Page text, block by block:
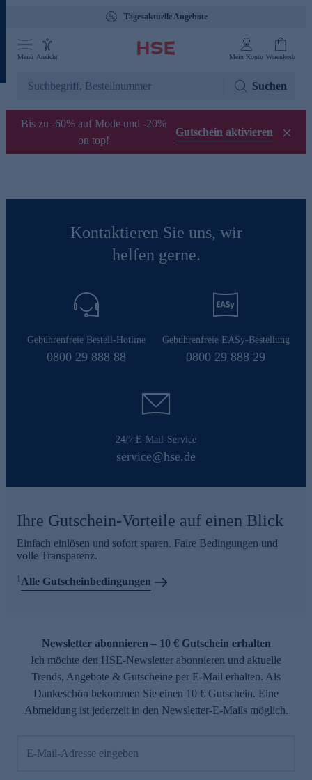
Tagesaktuelle Angebote
Menü Ansicht Mein Konto Warenkorb
Suchen
Bis zu -60% auf Mode und -20%
on top!
Gutschein aktivieren
Kontaktieren Sie uns, wir
helfen gerne.
Gebührenfreie Bestell-Hotline
0800 29 888 88
Gebührenfreie EASy-Bestellung
0800 29 888 29
24/7 E-Mail-Service
service@hse.de
Ihre Gutschein-Vorteile auf einen Blick
Einfach einlösen und sofort sparen. Faire Bedingungen und
volle Transparenz.
1Alle Gutscheinbedingungen
Newsletter abonnieren – 10 € Gutschein erhalten
Ich möchte den HSE-Newsletter abonnieren und aktuelle
Trends, Angebote & Gutscheine per E-Mail erhalten. Als
Dankeschön bekommen Sie einen 10 € Gutschein. Eine
Abmeldung ist jederzeit in den Newsletter-E-Mails möglich.
E-Mail-Adresse eingeben